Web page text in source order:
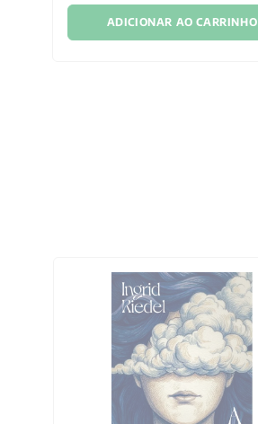
ADICIONAR AO CARRINHO